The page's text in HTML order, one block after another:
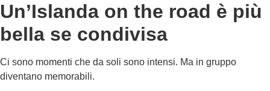
Un’Islanda on the road è più
bella se condivisa
Ci sono momenti che da soli sono intensi. Ma in gruppo
diventano memorabili.